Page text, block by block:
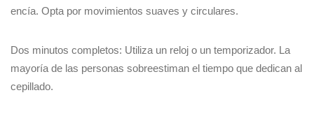
encía. Opta por movimientos suaves y circulares.
Dos minutos completos: Utiliza un reloj o un temporizador. La
mayoría de las personas sobreestiman el tiempo que dedican al
cepillado.